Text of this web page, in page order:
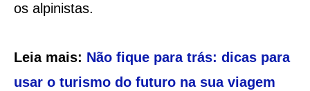
os alpinistas.
Leia mais: Não fique para trás: dicas para
usar o turismo do futuro na sua viagem